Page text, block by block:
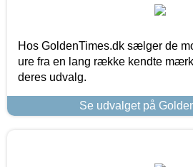
Hos GoldenTimes.dk sælger de
ure fra en lang række kendte
deres udvalg.
Se udvalget på